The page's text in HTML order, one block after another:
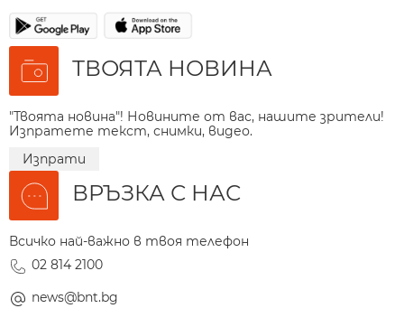
ТВОЯТА НОВИНА
"Твоята новина"! Новините от вас, нашите зрители!
Изпратете текст, снимки, видео.
Изпрати
ВРЪЗКА С НАС
Всичко най-важно в твоя телефон
02 814 2100
news@bnt.bg